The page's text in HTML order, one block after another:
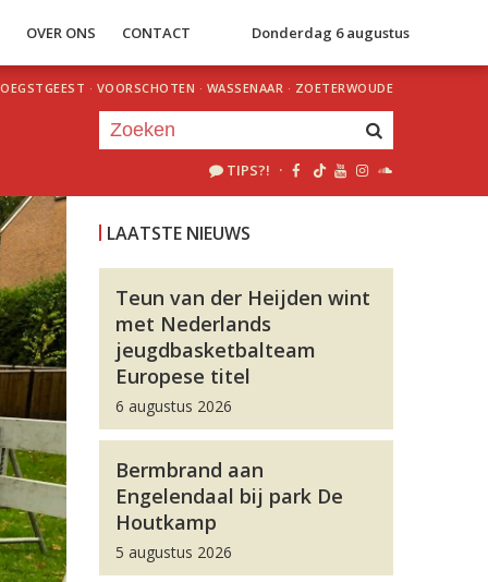
OVER ONS CONTACT Donderdag 6 augustus
OEGSTGEEST · VOORSCHOTEN · WASSENAAR · ZOETERWOUDE
TIPS?! ·
LAATSTE NIEUWS
Teun van der Heijden wint
met Nederlands
jeugdbasketbalteam
Europese titel
6 augustus 2026
Bermbrand aan
Engelendaal bij park De
Houtkamp
5 augustus 2026